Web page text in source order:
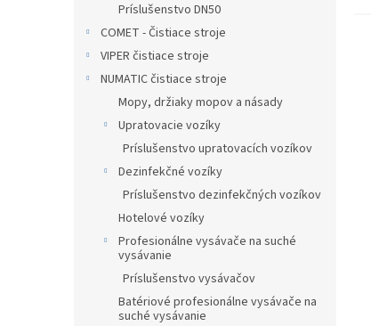
Príslušenstvo DN50
COMET - Čistiace stroje
VIPER čistiace stroje
NUMATIC čistiace stroje
Mopy, držiaky mopov a násady
Upratovacie vozíky
Príslušenstvo upratovacích vozíkov
Dezinfekčné vozíky
Príslušenstvo dezinfekčných vozíkov
Hotelové vozíky
Profesionálne vysávače na suché
vysávanie
Príslušenstvo vysávačov
Batériové profesionálne vysávače na
suché vysávanie